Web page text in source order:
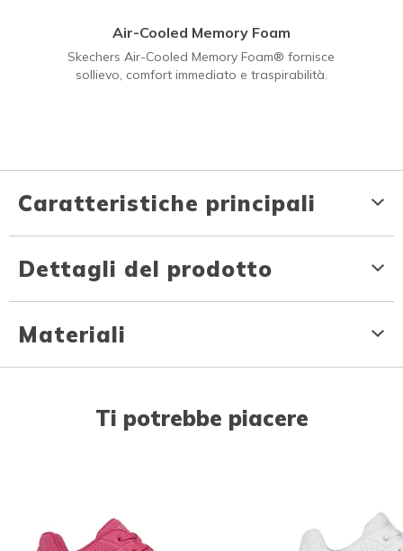
Air-Cooled Memory Foam
Skechers Air-Cooled Memory Foam® fornisce
sollievo, comfort immediato e traspirabilità.
Caratteristiche principali
Dettagli del prodotto
Materiali
Ti potrebbe piacere